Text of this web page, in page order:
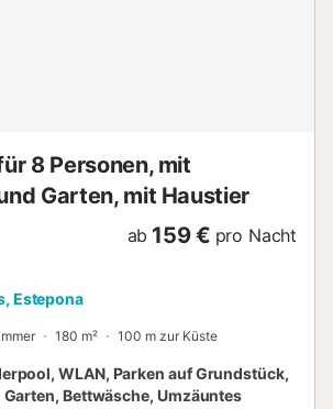
8 Personen, mit
Garten, mit Haustier
ab 159 € pro Nacht
Estepona
180 m² 100 m zur Küste
WLAN, Parken auf Grundstück,
Garten, Bettwäsche, Umzäuntes